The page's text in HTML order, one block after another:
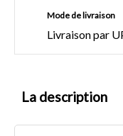
Mode de livraison
Livraison par
La description